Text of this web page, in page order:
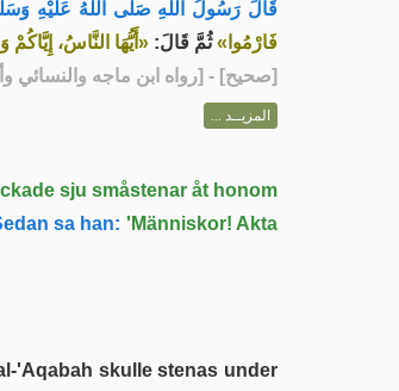
قَالَ رَسُولُ اللَّهِ صَلَّى اللَّهُ عَلَيْهِ
فَارْمُوا»ثُمَّ قَالَ: «أَيُّهَا النَّاسُ،
[صحيح] - [رواه ابن ماجه والنسائي
المزيــد ...
sju småstenar åt honom
sa han: 'Människor! Akta